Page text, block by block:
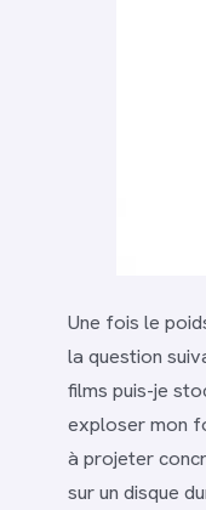
Une fois le
la question
films puis-je
exploser mon
à projeter
sur un disque